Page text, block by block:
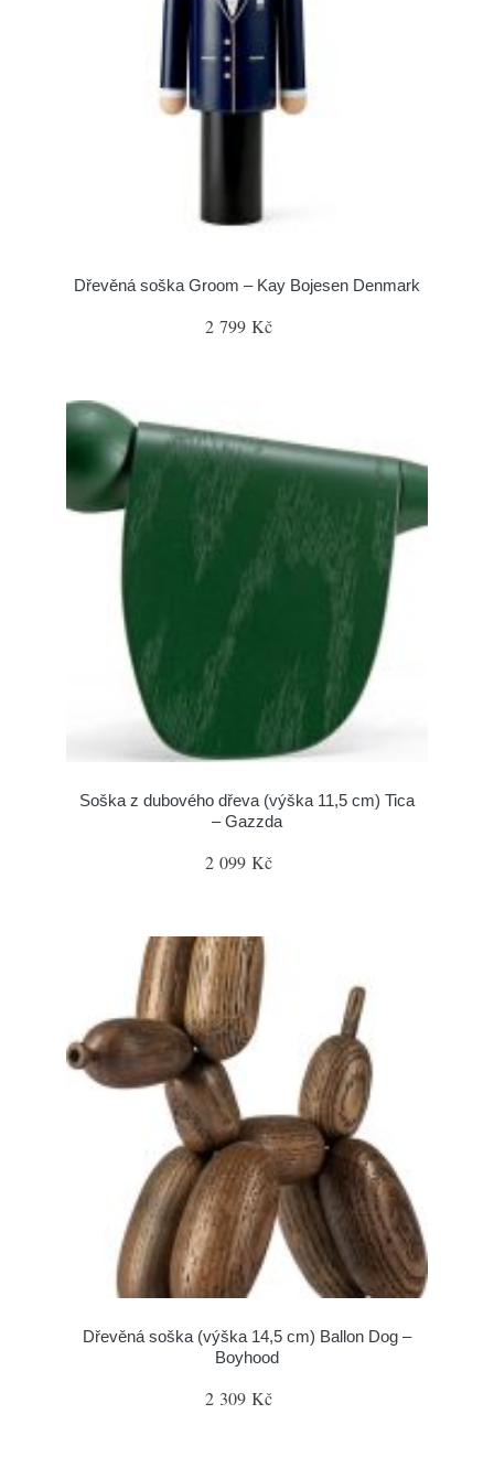
Dřevěná soška Groom – Kay Bojesen Denmark
2 799 Kč
Soška z dubového dřeva (výška 11,5 cm) Tica
– Gazzda
2 099 Kč
Dřevěná soška (výška 14,5 cm) Ballon Dog –
Boyhood
2 309 Kč